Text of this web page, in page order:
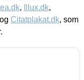
, Illux.dk,
og Citatplakat.dk, som